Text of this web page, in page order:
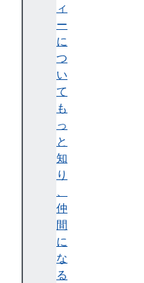
ィ
ー
に
つ
い
て
も
っ
と
知
り
、
仲
間
に
な
る